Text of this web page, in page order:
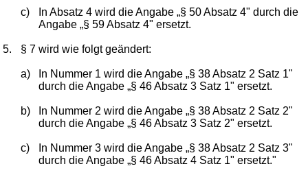
c)
In Absatz 4 wird die Angabe „§ 50 Absatz 4" durch die
Angabe „§ 59 Absatz 4" ersetzt.
5. § 7 wird wie folgt geändert:
a)
In Nummer 1 wird die Angabe „§ 38 Absatz 2 Satz 1"
durch die Angabe „§ 46 Absatz 3 Satz 1" ersetzt.
b)
In Nummer 2 wird die Angabe „§ 38 Absatz 2 Satz 2"
durch die Angabe „§ 46 Absatz 3 Satz 2" ersetzt.
c)
In Nummer 3 wird die Angabe „§ 38 Absatz 2 Satz 3"
durch die Angabe „§ 46 Absatz 4 Satz 1" ersetzt."